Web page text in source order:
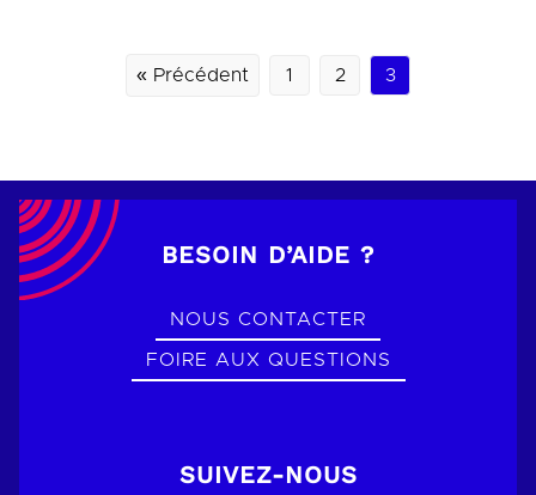
« Précédent 1 2 3
BESOIN D’AIDE ?
NOUS CONTACTER
FOIRE AUX QUESTIONS
SUIVEZ-NOUS